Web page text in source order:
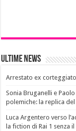
Ultime News
Arrestato ex
Sonia Bruganelli e
polemiche: la replica
Luca Argentero verso
la fiction di Rai 1 senza